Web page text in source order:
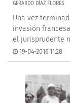
GERARDO DÍAZ FLORES
Una vez
invasión
el jurisprudente
19-04-2016 11:28